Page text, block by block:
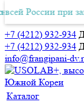
+7 (4212) 932-934
+7 (4212) 932-934
info@frangipani-
Авиа-доставка
при заказе
Каталог